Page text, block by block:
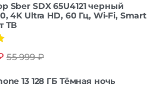
Sber SDX 65U4121 черный
4K Ultra HD, 60 Гц, Wi-Fi, Smart
ТВ
55 999₽
13 128 ГБ Тёмная ночь